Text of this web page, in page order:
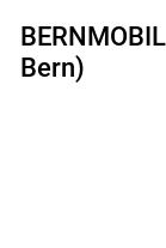
Bern)